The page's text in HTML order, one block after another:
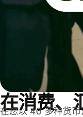
在消费、
在您以 40 多种货